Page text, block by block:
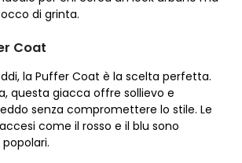
di grinta.
Coat
la Puffer Coat è la scelta perfetta.
questa giacca offre sollievo e
senza compromettere lo stile. Le
come il rosso e il blu sono